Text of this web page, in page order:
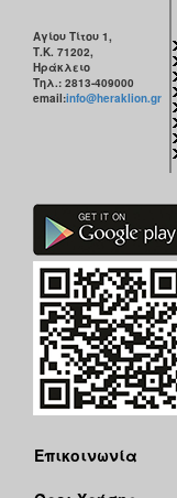
ΤΟΠΟΣ
ΜΑΣ
ΠΟΛΙΤΙΣΜΟΣ
ΑΝΘΕΚΤΙΚΗ
ΠΟΛΗ
Αγίου Τίτου 1,
Τ.Κ. 71202,
Ηράκλειο
Τηλ.: 2813-409000
email:info@heraklion.gr
Επικοινωνία